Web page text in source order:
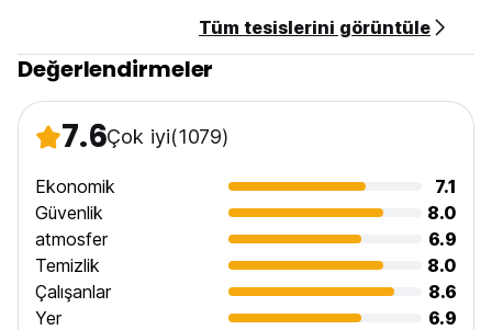
Tüm tesislerini görüntüle
Değerlendirmeler
7.6Çok iyi(1079)
Ekonomik
7.1
Güvenlik
8.0
atmosfer
6.9
Temizlik
8.0
Çalışanlar
8.6
Yer
6.9